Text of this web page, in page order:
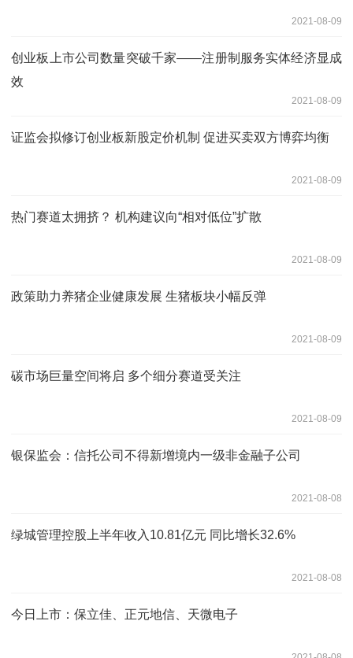
2021-08-09
创业板上市公司数量突破千家——注册制服务实体经济显成
效
2021-08-09
证监会拟修订创业板新股定价机制 促进买卖双方博弈均衡
2021-08-09
热门赛道太拥挤？ 机构建议向“相对低位”扩散
2021-08-09
政策助力养猪企业健康发展 生猪板块小幅反弹
2021-08-09
碳市场巨量空间将启 多个细分赛道受关注
2021-08-09
银保监会：信托公司不得新增境内一级非金融子公司
2021-08-08
绿城管理控股上半年收入10.81亿元 同比增长32.6%
2021-08-08
今日上市：保立佳、正元地信、天微电子